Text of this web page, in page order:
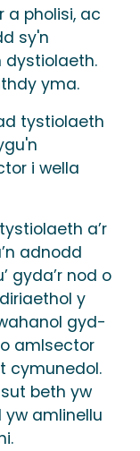
pholisi, ac
sy'n
dystiolaeth.
yma.
tystiolaeth
i wella
a’r
adnodd
gyda’r nod o
y
gyd-
amlsector
cymunedol.
beth yw
amlinellu